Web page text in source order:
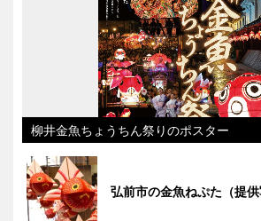
柳井金魚ちょうちん祭りのポスター
弘前市の金魚ねぷた（提供